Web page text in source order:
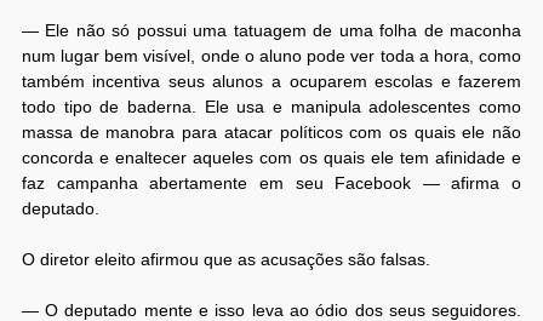
— Ele não só possui uma tatuagem de uma folha de maconha
num lugar bem visível, onde o aluno pode ver toda a hora, como
também incentiva seus alunos a ocuparem escolas e fazerem
todo tipo de baderna. Ele usa e manipula adolescentes como
massa de manobra para atacar políticos com os quais ele não
concorda e enaltecer aqueles com os quais ele tem afinidade e
faz campanha abertamente em seu Facebook — afirma o
deputado.
O diretor eleito afirmou que as acusações são falsas.
— O deputado mente e isso leva ao ódio dos seus seguidores.